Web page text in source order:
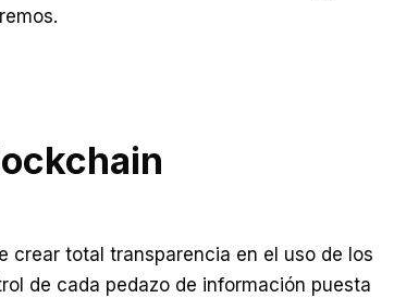
crear total transparencia en el uso de los
de cada pedazo de información puesta